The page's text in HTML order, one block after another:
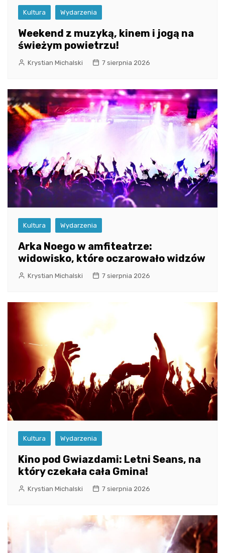
Kultura Wydarzenia
Weekend z muzyką, kinem i jogą na
świeżym powietrzu!
Krystian Michalski 7 sierpnia 2026
Kultura Wydarzenia
Arka Noego w amfiteatrze:
widowisko, które oczarowało widzów
Krystian Michalski 7 sierpnia 2026
Kultura Wydarzenia
Kino pod Gwiazdami: Letni Seans, na
który czekała cała Gmina!
Krystian Michalski 7 sierpnia 2026